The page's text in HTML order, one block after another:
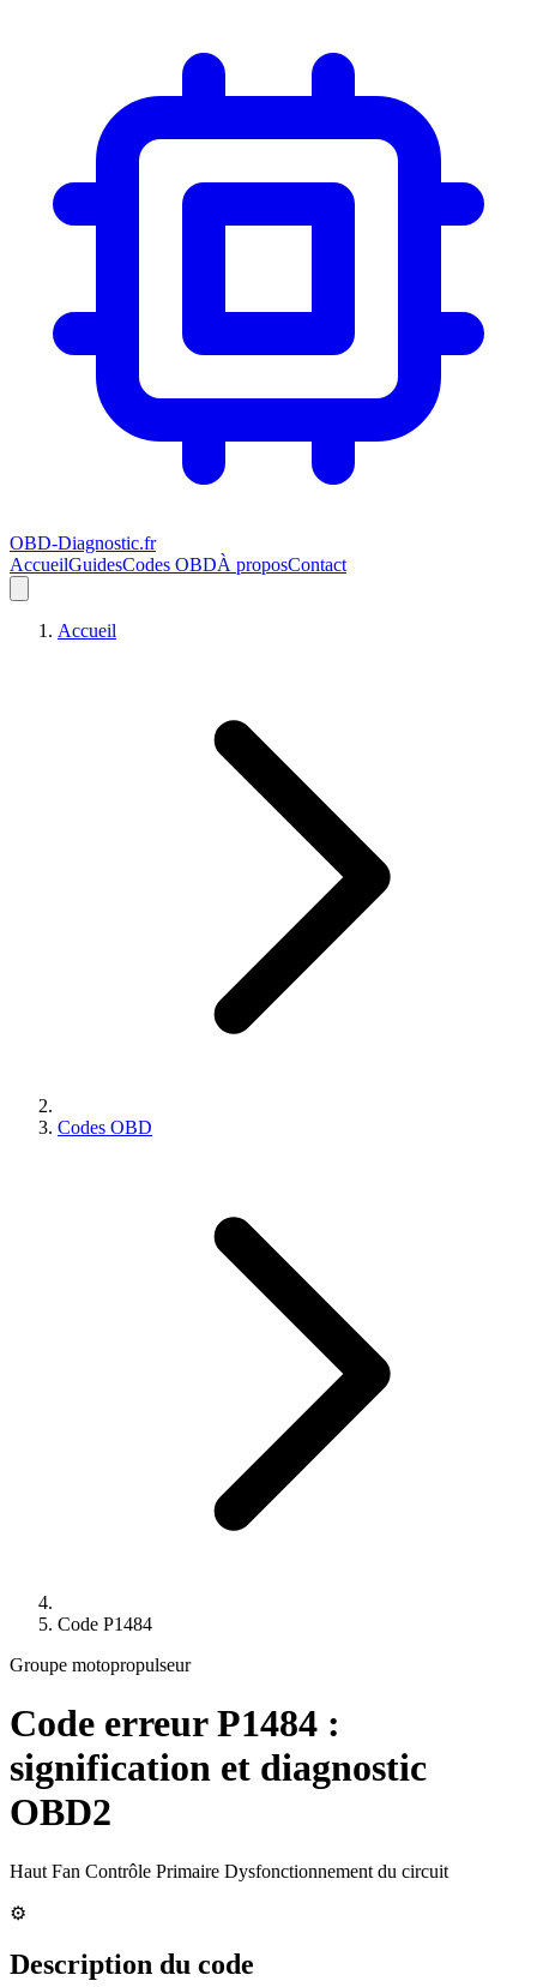
OBD-Diagnostic.fr
AccueilGuidesCodes OBDÀ proposContact
Accueil
Codes OBD
Code P1484
Groupe motopropulseur
Code erreurP1484 :
signification et diagnostic
OBD2
Haut Fan Contrôle Primaire Dysfonctionnement du circuit
⚙️
Description du code